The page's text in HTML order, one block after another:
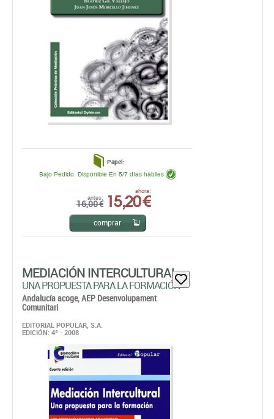
Papel:
antes:
16,00 €
ahora:
15,20 €
Bajo Pedido. Disponible En 5/7 días hábiles
comprar
MEDIACIÓN INTERCULTURAL
UNA PROPUESTA PARA LA FORMACIÓN
Andalucía acoge,AEP Desenvolupament
Comunitari
EDITORIAL POPULAR, S.A.
EDICIÓN: 4ª - 2008